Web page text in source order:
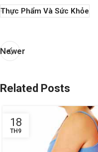
Thực Phẩm Và Sức Khỏe
Newer
Related Posts
18
TH9